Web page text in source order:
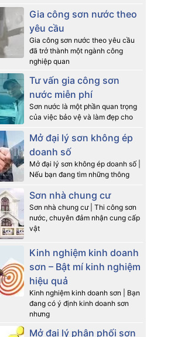
Gia công sơn nước theo
yêu cầu
Gia công sơn nước theo yêu cầu
đã trở thành một ngành công
nghiệp quan
Tư vấn gia công sơn
nước miễn phí
Sơn nước là một phần quan trọng
của việc bảo vệ và làm đẹp cho
Mở đại lý sơn không ép
doanh số
Mở đại lý sơn không ép doanh số |
Nếu bạn đang tìm những thông
Sơn nhà chung cư
Sơn nhà chung cư | Thi công sơn
nước, chuyên đảm nhận cung cấp
vật
Kinh nghiệm kinh doanh
sơn – Bật mí kinh nghiệm
hiệu quả
Kinh nghiệm kinh doanh sơn | Bạn
đang có ý định kinh doanh sơn
nhưng
Mở đại lý phân phối sơn